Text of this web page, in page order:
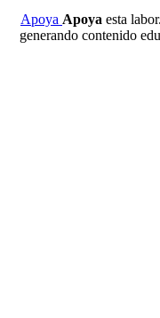
Apoya Apoya esta
generando contenido